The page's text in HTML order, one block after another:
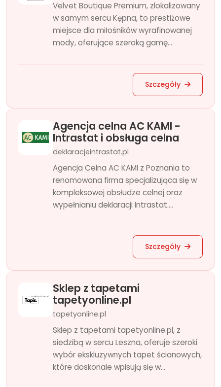
Velvet Boutique Premium, zlokalizowany
w samym sercu Kępna, to prestiżowe
miejsce dla miłośników wyrafinowanej
mody, oferujące szeroką gamę...
Szczegóły
Agencja celna AC KAMI -
Intrastat i obsługa celna
deklaracjeintrastat.pl
Agencja Celna AC KAMI z Poznania to
renomowana firma specjalizująca się w
kompleksowej obsłudze celnej oraz
wypełnianiu deklaracji Intrastat....
Szczegóły
Sklep z tapetami
tapetyonline.pl
tapetyonline.pl
Sklep z tapetami tapetyonline.pl, z
siedzibą w sercu Leszna, oferuje szeroki
wybór ekskluzywnych tapet ścianowych,
które doskonale wpisują się w...